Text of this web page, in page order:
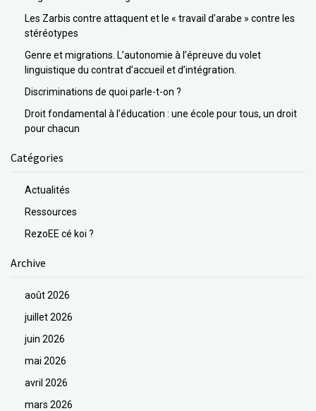
Les Zarbis contre attaquent et le « travail d’arabe » contre les
stéréotypes
Genre et migrations. L’autonomie à l’épreuve du volet
linguistique du contrat d’accueil et d’intégration.
Discriminations de quoi parle-t-on ?
Droit fondamental à l’éducation : une école pour tous, un droit
pour chacun
Catégories
Actualités
Ressources
RezoEE cé koi ?
Archive
août 2026
juillet 2026
juin 2026
mai 2026
avril 2026
mars 2026